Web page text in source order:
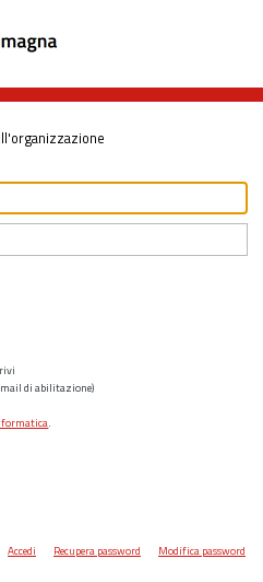
di abilitazione)
.
Accedi Recupera password Modifica password